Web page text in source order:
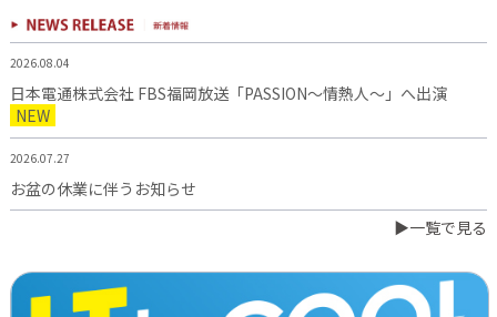
2026.08.04
日本電通株式会社 FBS福岡放送「PASSION～情熱人～」へ出演
NEW
2026.07.27
お盆の休業に伴うお知らせ
▶一覧で見る